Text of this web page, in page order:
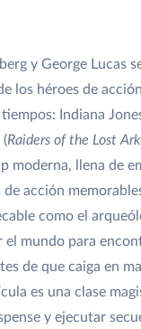
y George Lucas
los héroes de
Indiana
(Raiders of the Lost Ark
moderna, llena de
de acción
como el
el mundo para
de que caiga en
es una clase
y ejecutar